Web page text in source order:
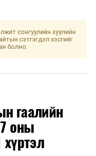
хорооны даргаар
сонгуулийн хуулийн
сэтгэгдэл хэсгийг
болно.
гаалийн
оны